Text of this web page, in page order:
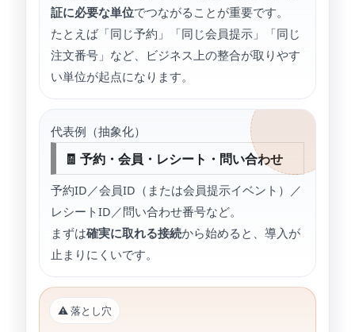
証に必要な単位でつながることが重要です。
たとえば「同じ予約」「同じ会員提示」「同じ
注文番号」など、ビジネス上の整合が取りやす
い単位が起点になります。
代表例（抽象化）
🧾 予約・会員・レシート・問い合わせ
予約ID／会員ID（または会員提示イベント）／
レシートID／問い合わせ番号など。
まずは確実に取れる接続から始めると、導入が
止まりにくいです。
⚠️ 落とし穴